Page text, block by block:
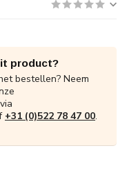
product?
bestellen? Neem
+31 (0)522 78 47 00.